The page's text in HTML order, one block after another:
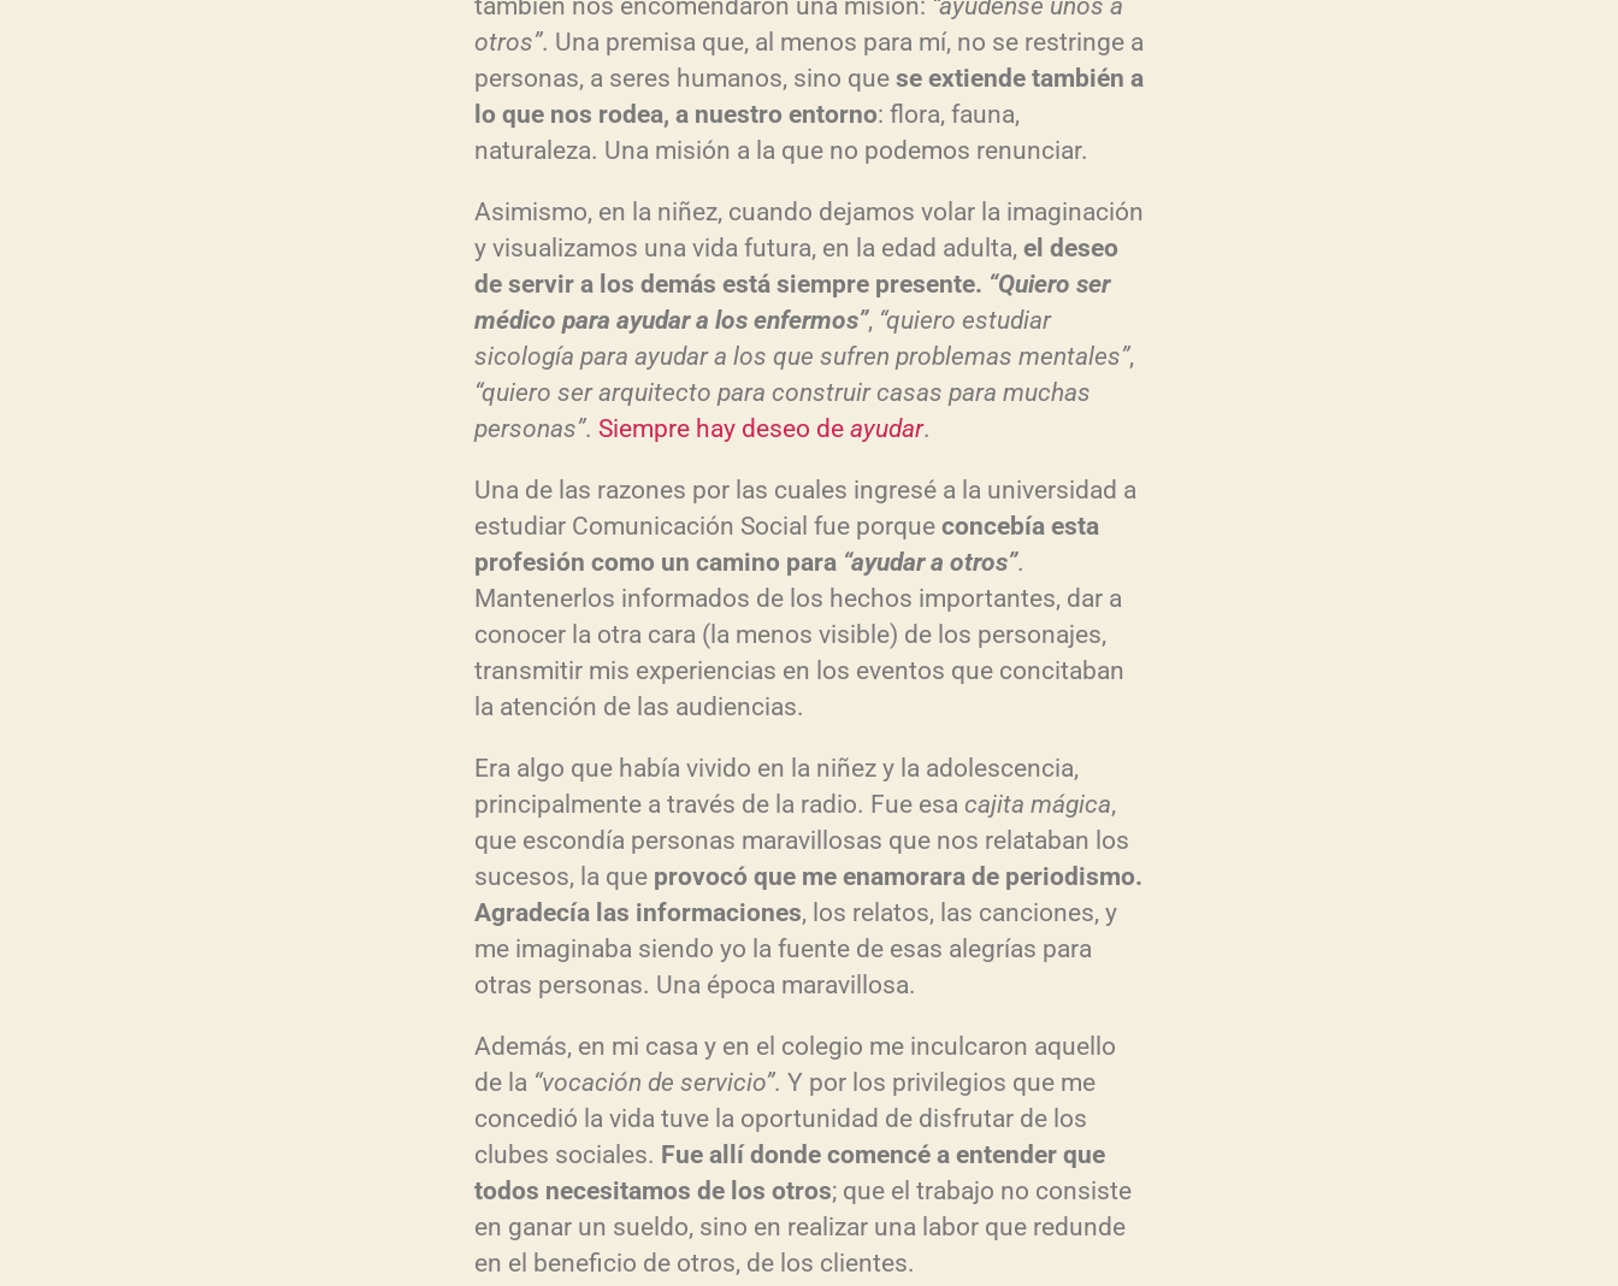
e
a
u
d
o
c
l
s
e
f
l
c
h
a
r
i
b
a
b
a
j
o
p
a
a
a
u
m
e
n
también nos encomendaron una misión: “ayúdense unos a
otros”. Una premisa que, al menos para mí, no se restringe a
personas, a seres humanos, sino que se extiende también a
lo que nos rodea, a nuestro entorno: flora, fauna,
naturaleza. Una misión a la que no podemos renunciar.
Asimismo, en la niñez, cuando dejamos volar la imaginación
y visualizamos una vida futura, en la edad adulta, el deseo
de servir a los demás está siempre presente. “Quiero ser
médico para ayudar a los enfermos”, “quiero estudiar
sicología para ayudar a los que sufren problemas mentales”,
“quiero ser arquitecto para construir casas para muchas
personas”. Siempre hay deseo de ayudar.
Una de las razones por las cuales ingresé a la universidad a
estudiar Comunicación Social fue porque concebía esta
profesión como un camino para “ayudar a otros”.
Mantenerlos informados de los hechos importantes, dar a
conocer la otra cara (la menos visible) de los personajes,
transmitir mis experiencias en los eventos que concitaban
la atención de las audiencias.
Era algo que había vivido en la niñez y la adolescencia,
principalmente a través de la radio. Fue esa cajita mágica,
que escondía personas maravillosas que nos relataban los
sucesos, la que provocó que me enamorara de periodismo.
Agradecía las informaciones, los relatos, las canciones, y
me imaginaba siendo yo la fuente de esas alegrías para
otras personas. Una época maravillosa.
Además, en mi casa y en el colegio me inculcaron aquello
de la “vocación de servicio”. Y por los privilegios que me
concedió la vida tuve la oportunidad de disfrutar de los
clubes sociales. Fue all í donde comencé a entender que
todos necesitamos de los otros; que el trabajo no consiste
en ganar un sueldo, sino en realizar una labor que redunde
en el beneficio de otros, de los clientes.